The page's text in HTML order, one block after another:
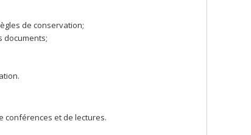
de conservation;
documents;
conférences et de lectures.